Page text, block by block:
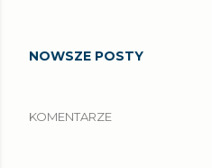
NOWSZE POSTY
KOMENTARZE